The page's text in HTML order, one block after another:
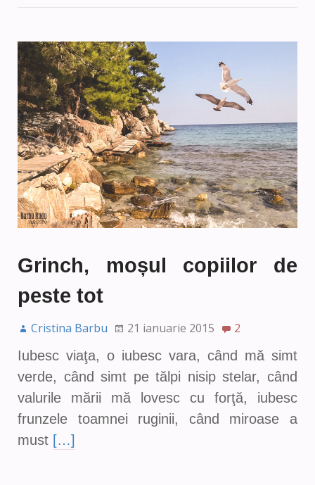
Grinch, moșul copiilor de
peste tot
Cristina Barbu 21 ianuarie 2015
2
Iubesc viaţa, o iubesc vara, când mă simt
verde, când simt pe tălpi nisip stelar, când
valurile mării mă lovesc cu forţă, iubesc
frunzele toamnei ruginii, când miroase a
must […]